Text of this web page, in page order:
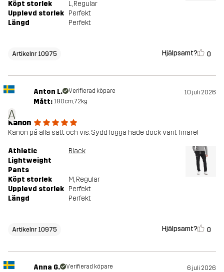
Köpt storlek L, Regular
Upplevd storlek Perfekt
Längd
Perfekt
Artikelnr 10975 Hjälpsamt? 0
A
Anton L. Verifierad köpare 10 juli 2026
Mått: 180cm, 72kg
Kanon
Kanon på alla sätt och vis. Sydd logga hade dock varit finare!
Athletic
Lightweight
Pants
Black
Köpt storlek M, Regular
Upplevd storlek Perfekt
Längd
Perfekt
Artikelnr 10975 Hjälpsamt? 0
Anna G. Verifierad köpare 6 juli 2026